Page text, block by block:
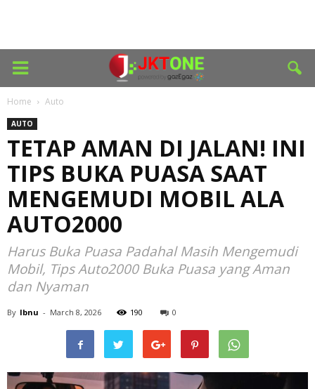
Home Auto
AUTO
TETAP AMAN DI JALAN! INI
TIPS BUKA PUASA SAAT
MENGEMUDI MOBIL ALA
AUTO2000
Harus Buka Puasa Padahal Masih Mengemudi
Mobil, Tips Auto2000 Buka Puasa yang Aman
dan Nyaman
By Ibnu - March 8, 2026 190 0